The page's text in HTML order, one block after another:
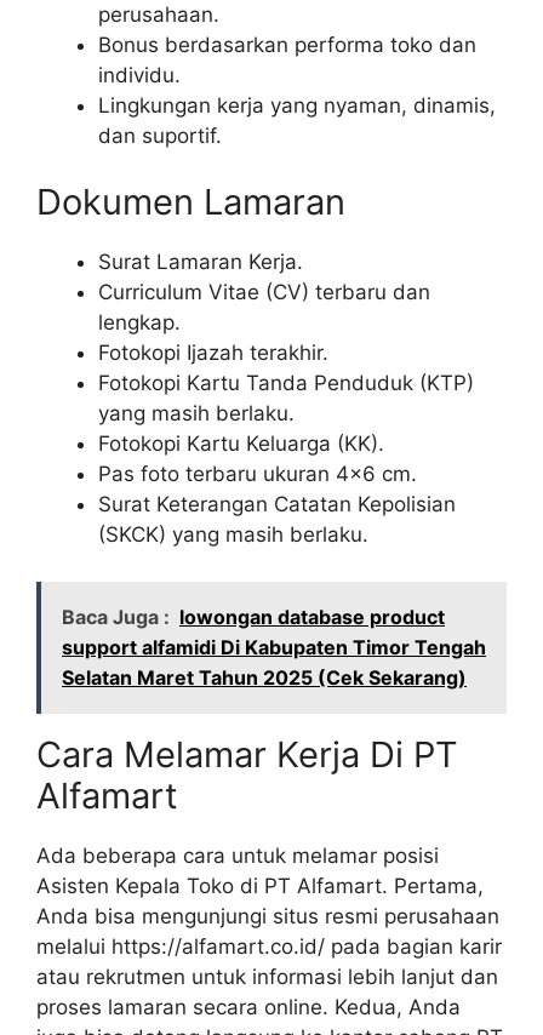
perusahaan.
Bonus berdasarkan performa toko dan
individu.
Lingkungan kerja yang nyaman, dinamis,
dan suportif.
Dokumen Lamaran
Surat Lamaran Kerja.
Curriculum Vitae (CV) terbaru dan
lengkap.
Fotokopi Ijazah terakhir.
Fotokopi Kartu Tanda Penduduk (KTP)
yang masih berlaku.
Fotokopi Kartu Keluarga (KK).
Pas foto terbaru ukuran 4×6 cm.
Surat Keterangan Catatan Kepolisian
(SKCK) yang masih berlaku.
Baca Juga : lowongan database product
support alfamidi Di Kabupaten Timor Tengah
Selatan Maret Tahun 2025 (Cek Sekarang)
Cara Melamar Kerja Di PT
Alfamart
Ada beberapa cara untuk melamar posisi
Asisten Kepala Toko di PT Alfamart. Pertama,
Anda bisa mengunjungi situs resmi perusahaan
melalui https://alfamart.co.id/ pada bagian karir
atau rekrutmen untuk informasi lebih lanjut dan
proses lamaran secara online. Kedua, Anda